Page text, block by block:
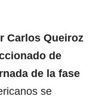
Carlos Queiroz
de
de la fase
se